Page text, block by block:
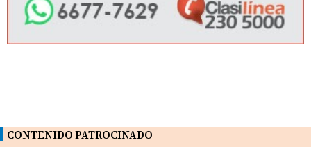
CONTENIDO PATROCINADO